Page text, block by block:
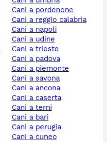
cani a pordenone
cani a reggio calabria
cani a napoli
cani a udine
cani a trieste
cani a padova
cani a piemonte
cani a savona
cani a ancona
cani a caserta
cani a terni
cani a bari
cani a perugia
cani a cuneo